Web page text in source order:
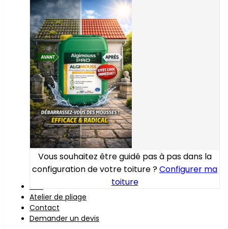
Vous souhaitez être guidé pas à pas dans la
configuration de votre toiture ?Configurer ma
toiture
Atelier de pliage
Contact
Demander un devis